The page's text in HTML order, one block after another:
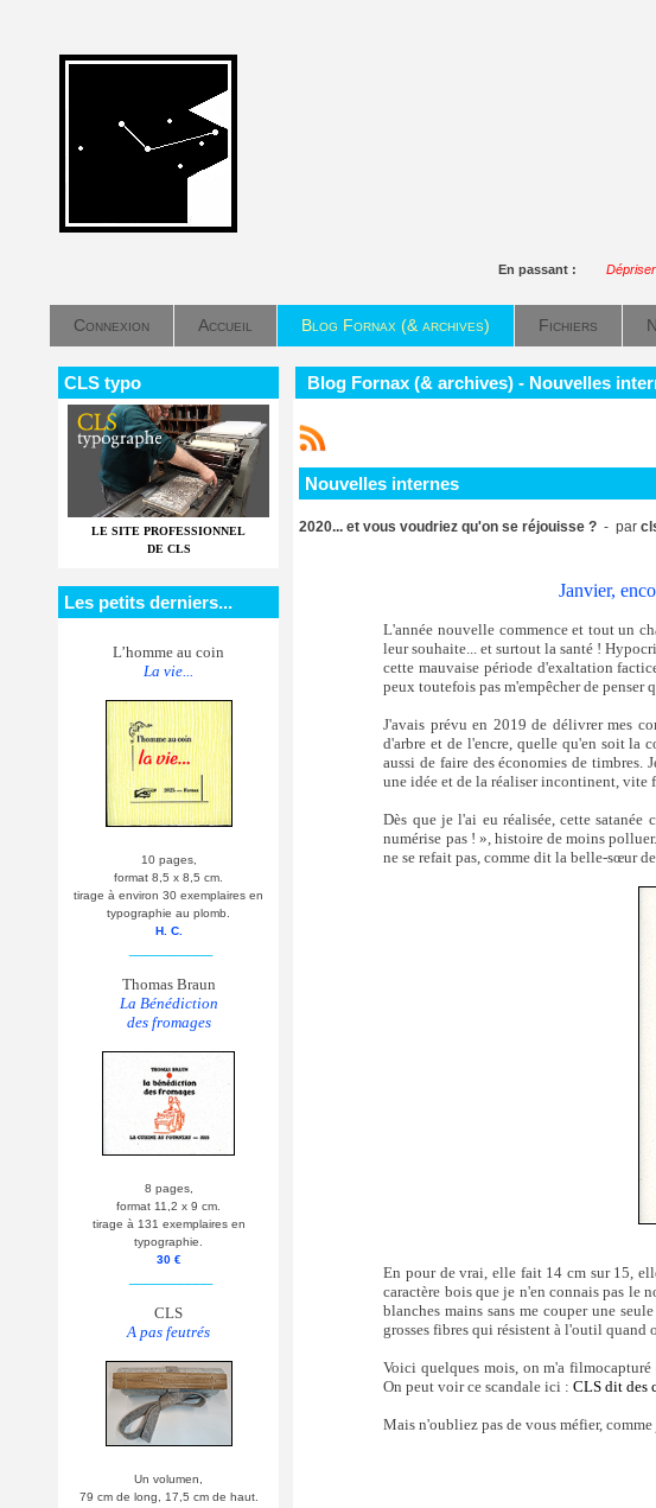
En passant :
Connexion Accueil Blog Fornax (& archives) Fichiers
CLS typo
LE SITE PROFESSIONNEL
DE CLS
Les petits derniers...
L’homme au coin
La vie...
10 pages,
format 8,5 x 8,5 cm.
tirage à environ 30 exemplaires en
typographie au plomb.
H. C.
Thomas Braun
La Bénédiction
des fromages
8 pages,
format 11,2 x 9 cm.
tirage à 131 exemplaires en
typographie.
30 €
CLS
A pas feutrés
Un volumen,
79 cm de long, 17,5 cm de haut.
Blog Fornax (& archives) - Nouvelles
Nouvelles internes
2020... et vous voudriez qu'on se réjouisse ? - par
Janvier,
L'année nouvelle commence et tout un
leur souhaite... et surtout la santé !
cette mauvaise période d'exaltation
peux toutefois pas m'empêcher de penser
J'avais prévu en 2019 de délivrer mes
d'arbre et de l'encre, quelle qu'en soit la
aussi de faire des économies de timbres.
une idée et de la réaliser incontinent, vite
Dès que je l'ai eu réalisée, cette
numérise pas ! », histoire de moins
ne se refait pas, comme dit la belle-sœur
En pour de vrai, elle fait 14 cm sur 15,
caractère bois que je n'en connais pas le
blanches mains sans me couper une
grosses fibres qui résistent à l'outil quand
Voici quelques mois, on m'a
On peut voir ce scandale ici :CLS dit des
Mais n'oubliez pas de vous méfier,